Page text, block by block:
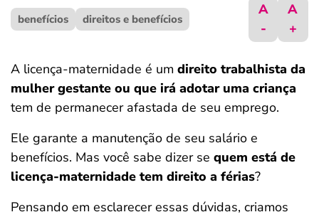
ferramentas
benefícios direitos e benefícios
A
-
A
+
A licença-maternidade é um direito trabalhista da
mulher gestante ou que irá adotar uma criança
tem de permanecer afastada de seu emprego.
Ele garante a manutenção de seu salário e
benefícios. Mas você sabe dizer se quem está de
licença-maternidade tem direito a férias?
Pensando em esclarecer essas dúvidas, criamos